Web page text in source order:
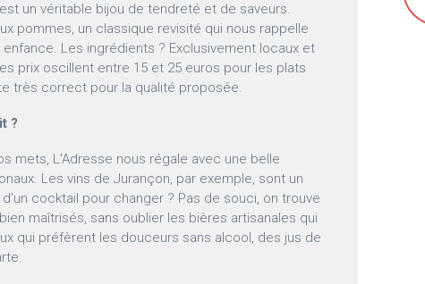
un véritable bijou de tendreté et de saveurs.
pommes, un classique revisité qui nous rappelle
Les ingrédients ? Exclusivement locaux et
prix oscillent entre 15 et 25 euros pour les plats
très correct pour la qualité proposée.
?
mets, L’Adresse nous régale avec une belle
Les vins de Jurançon, par exemple, sont un
cocktail pour changer ? Pas de souci, on trouve
maîtrisés, sans oublier les bières artisanales qui
qui préfèrent les douceurs sans alcool, des jus de